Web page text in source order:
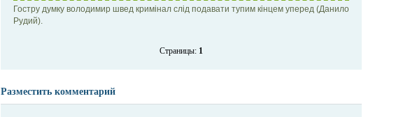
Гостру думку володимир швед кримiнал слід подавати тупим кінцем уперед (Данило
Рудий).
Страницы: 1
Разместить комментарий